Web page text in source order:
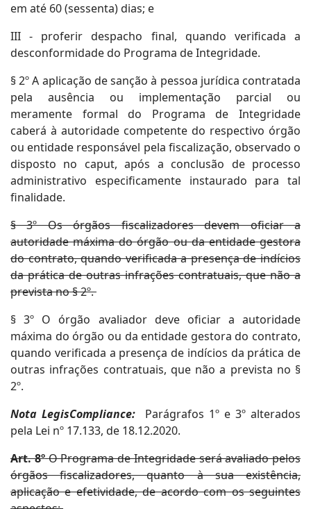
em até 60 (sessenta) dias; e
III - proferir despacho final, quando verificada a
desconformidade do Programa de Integridade.
§ 2º A aplicação de sanção à pessoa jurídica contratada
pela ausência ou implementação parcial ou
meramente formal do Programa de Integridade
caberá à autoridade competente do respectivo órgão
ou entidade responsável pela fiscalização, observado o
disposto no caput, após a conclusão de processo
administrativo especificamente instaurado para tal
finalidade.
§ 3º Os órgãos fiscalizadores devem oficiar a
autoridade máxima do órgão ou da entidade gestora
do contrato, quando verificada a presença de indícios
da prática de outras infrações contratuais, que não a
prevista no § 2º.
§ 3º O órgão avaliador deve oficiar a autoridade
máxima do órgão ou da entidade gestora do contrato,
quando verificada a presença de indícios da prática de
outras infrações contratuais, que não a prevista no §
2º.
Nota LegisCompliance: Parágrafos 1º e 3º alterados
pela Lei nº 17.133, de 18.12.2020.
Art. 8ºO Programa de Integridade será avaliado pelos
órgãos fiscalizadores, quanto à sua existência,
aplicação e efetividade, de acordo com os seguintes